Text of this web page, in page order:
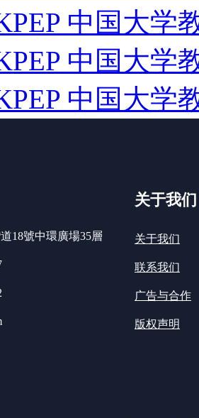
中国大
中国大
中国大
18號中環廣場35層
关于我们
关于我们
联系我们
广告与合作
版权声明